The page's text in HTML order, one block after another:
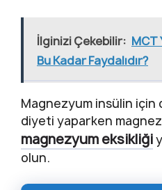
İlginizi Çekebilir: MCT
Bu Kadar Faydalıdır?
Magnezyum insülin için
diyeti yaparken
magnezyum eksikliği
olun.